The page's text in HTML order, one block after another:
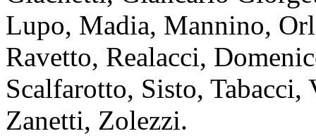
Lupo, Madia, Mannino,
Ravetto, Realacci,
Scalfarotto, Sisto,
Zanetti, Zolezzi.